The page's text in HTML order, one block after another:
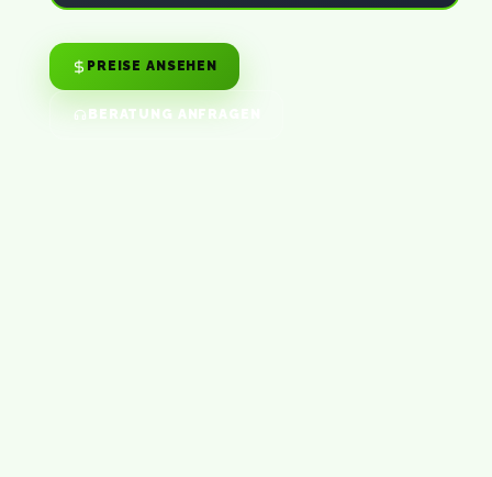
PREISE ANSEHEN
BERATUNG ANFRAGEN